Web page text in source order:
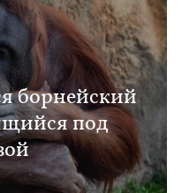
борнейский
под